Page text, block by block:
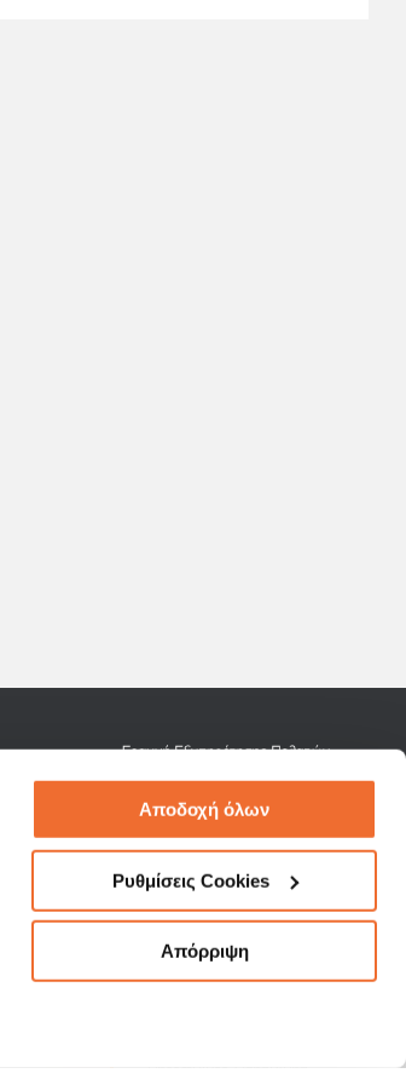
Αποδοχή όλων
Ρυθμίσεις Cookies
Απόρριψη
Όροι Χρήσης
Συμβουλές Ασφαλείας